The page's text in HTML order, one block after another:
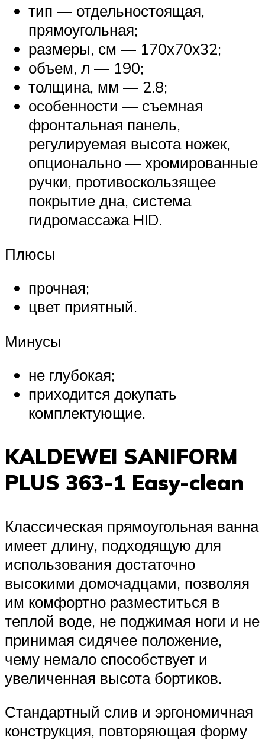
тип — отдельностоящая,
прямоугольная;
размеры, см — 170х70х32;
объем, л — 190;
толщина, мм — 2.8;
особенности — съемная
фронтальная панель,
регулируемая высота ножек,
опционально — хромированные
ручки, противоскользящее
покрытие дна, система
гидромассажа HID.
Плюсы
прочная;
цвет приятный.
Минусы
не глубокая;
приходится докупать
комплектующие.
KALDEWEI SANIFORM
PLUS 363-1 Easy-clean
Классическая прямоугольная ванна
имеет длину, подходящую для
использования достаточно
высокими домочадцами, позволяя
им комфортно разместиться в
теплой воде, не поджимая ноги и не
принимая сидячее положение,
чему немало способствует и
увеличенная высота бортиков.
Стандартный слив и эргономичная
конструкция, повторяющая форму